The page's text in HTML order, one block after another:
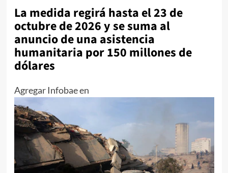
La medida regirá hasta el 23 de
octubre de 2026 y se suma al
anuncio de una asistencia
humanitaria por 150 millones de
dólares
Agregar Infobae en